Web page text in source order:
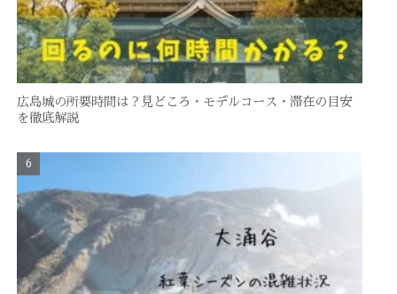
広島城の所要時間は？見どころ・モデルコース・滞在の目安
を徹底解説